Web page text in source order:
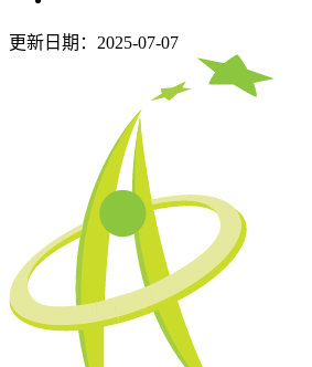
更新日期：2025-07-07